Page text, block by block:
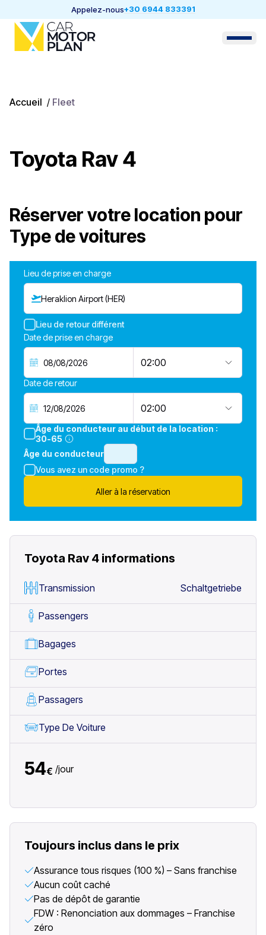
Appelez-nous+30 6944 833391
Accueil / Fleet
Toyota Rav 4
Réserver votre location pour
Type de voitures
Lieu de prise en charge
Heraklion Airport (HER)
Lieu de retour différent
Date de prise en charge
02:00
Date de retour
02:00
Âge du conducteur au début de la location :
30-65
Âge du conducteur
Vous avez un code promo ?
Aller à la réservation
Toyota Rav 4 informations
Transmission Schaltgetriebe
Passengers
Bagages
Portes
Passagers
Type De Voiture
54€ /jour
Toujours inclus dans le prix
Assurance tous risques (100 %) – Sans franchise
Aucun coût caché
Pas de dépôt de garantie
FDW : Renonciation aux dommages – Franchise
zéro